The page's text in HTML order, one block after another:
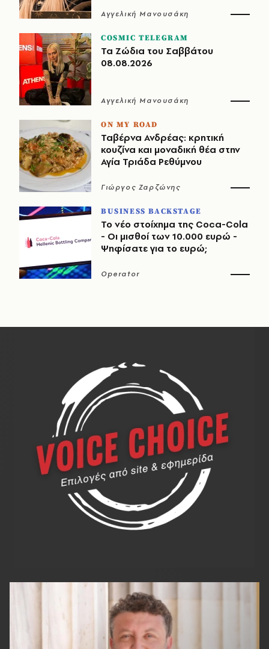
Αγγελική Μανουσάκη
COSMIC TELEGRAM
Τα Ζώδια του Σαββάτου
08.08.2026
Αγγελική Μανουσάκη
ON MY ROAD
Ταβέρνα Ανδρέας: κρητική
κουζίνα και μοναδική θέα στην
Αγία Τριάδα Ρεθύμνου
Γιώργος Ζαρζώνης
BUSINESS BACKSTAGE
Το νέο στοίχημα της Coca-Cola
- Οι μισθοί των 10.000 ευρώ -
Ψηφίσατε για το ευρώ;
Operator